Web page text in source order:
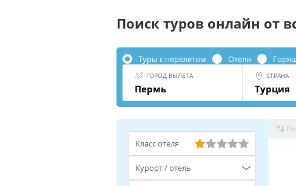
Поиск туров онлайн от
Туры с перелетом Отели
ГОРОД ВЫЛЕТА
Пермь
СТРАНА
Турция
Класс отеля
Курорт / отель